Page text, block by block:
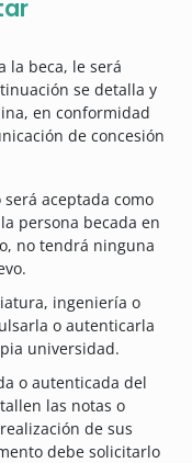
la beca, le será
se detalla y
en conformidad
de concesión
aceptada como
persona becada en
no tendrá ninguna
ingeniería o
o autenticarla
universidad.
o autenticada del
las notas o
de sus
debe solicitarlo